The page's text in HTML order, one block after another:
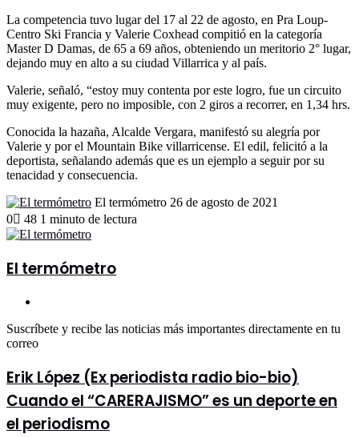
La competencia tuvo lugar del 17 al 22 de agosto, en Pra Loup-
Centro Ski Francia y Valerie Coxhead compitió en la categoría
Master D Damas, de 65 a 69 años, obteniendo un meritorio 2° lugar,
dejando muy en alto a su ciudad Villarrica y al país.
Valerie, señaló, “estoy muy contenta por este logro, fue un circuito
muy exigente, pero no imposible, con 2 giros a recorrer, en 1,34 hrs.
Conocida la hazaña, Alcalde Vergara, manifestó su alegría por
Valerie y por el Mountain Bike villarricense. El edil, felicitó a la
deportista, señalando además que es un ejemplo a seguir por su
tenacidad y consecuencia.
El termómetro Send
26 de agosto de 2021
0
48 1 minuto de lectura
El termómetro
Suscríbete y recibe las noticias más importantes directamente en tu
correo
Erik
López
(Ex
periodista
radio
Erik López (Ex periodista radio bio-bio)
Cuando el “CARERAJISMO” es un deporte en
el periodismo